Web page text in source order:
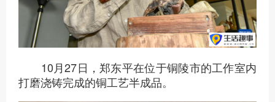
10月27日，郑东平在位于铜陵市的工作室内
打磨浇铸完成的铜工艺半成品。